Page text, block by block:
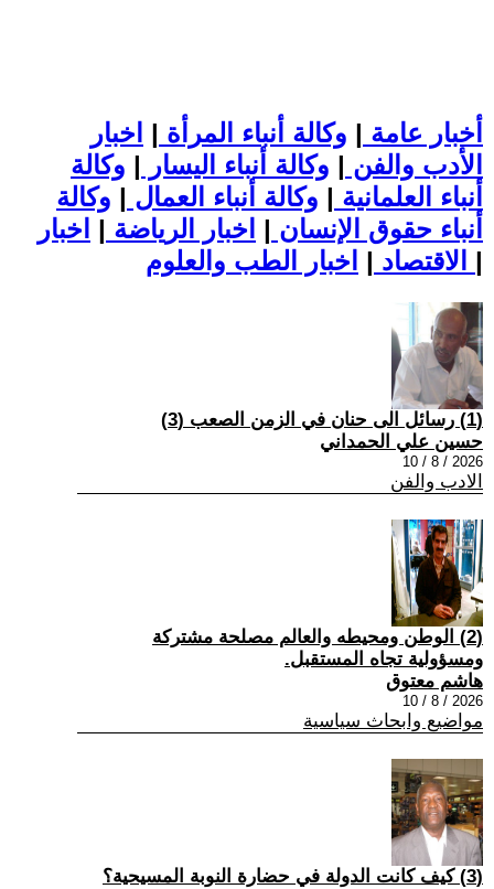
أخبار عامة | وكالة أنباء المرأة | اخبار
الأدب والفن | وكالة أنباء اليسار | وكالة
أنباء العلمانية | وكالة أنباء العمال | وكالة
أنباء حقوق الإنسان | اخبار الرياضة | اخبار
الاقتصاد | |
(1) رسائل الى حنان في الزمن الصعب (3)
حسين علي الحمداني
2026 / 8 / 10
الادب والفن
(2) الوطن ومحيطه والعالم مصلحة مشتركة
ومسؤولية تجاه المستقبل.
هاشم معتوق
2026 / 8 / 10
مواضيع وابحاث سياسية
(3) كيف كانت الدولة في حضارة النوبة المسيحية؟